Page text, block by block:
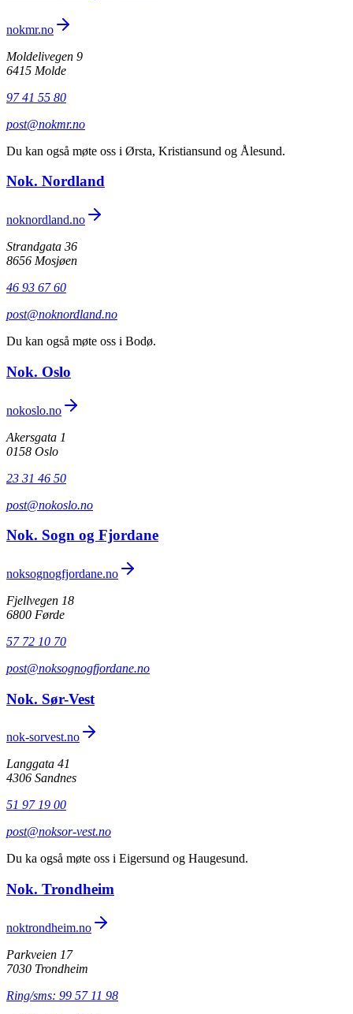
nokmr.no
Moldelivegen 9
6415 Molde
97 41 55 80
post@nokmr.no
Du kan også møte oss i Ørsta, Kristiansund og Ålesund.
Nok. Nordland
noknordland.no
Strandgata 36
8656 Mosjøen
46 93 67 60
post@noknordland.no
Du kan også møte oss i Bodø.
Nok. Oslo
nokoslo.no
Akersgata 1
0158 Oslo
23 31 46 50
post@nokoslo.no
Nok. Sogn og Fjordane
noksognogfjordane.no
Fjellvegen 18
6800 Førde
57 72 10 70
post@noksognogfjordane.no
Nok. Sør-Vest
nok-sorvest.no
Langgata 41
4306 Sandnes
51 97 19 00
post@noksor-vest.no
Du ka også møte oss i Eigersund og Haugesund.
Nok. Trondheim
noktrondheim.no
Parkveien 17
7030 Trondheim
Ring/sms: 99 57 11 98